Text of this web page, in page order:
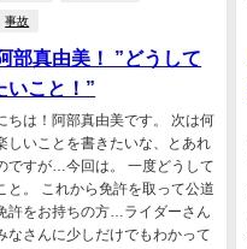
事故
部真由美！ ”どうして
いこと！”
ちは！阿部真由美です。 次は何
しいことを書きたいな、とあれ
ですが…今回は。 一度どうして
と。 これから免許を取って公道
許をお持ちの方…ライダーさん
なさんに少しだけでもわかって